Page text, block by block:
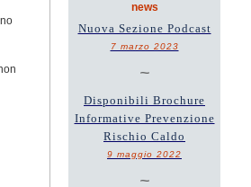
news
Nuova Sezione Podcast
7 marzo 2023
~
Disponibili Brochure
Informative Prevenzione
Rischio Caldo
9 maggio 2022
~